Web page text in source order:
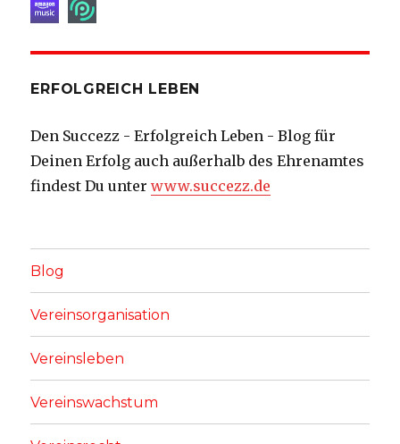
ERFOLGREICH LEBEN
Den Succezz - Erfolgreich Leben - Blog für
Deinen Erfolg auch außerhalb des Ehrenamtes
findest Du unterwww.succezz.de
Blog
Vereinsorganisation
Vereinsleben
Vereinswachstum